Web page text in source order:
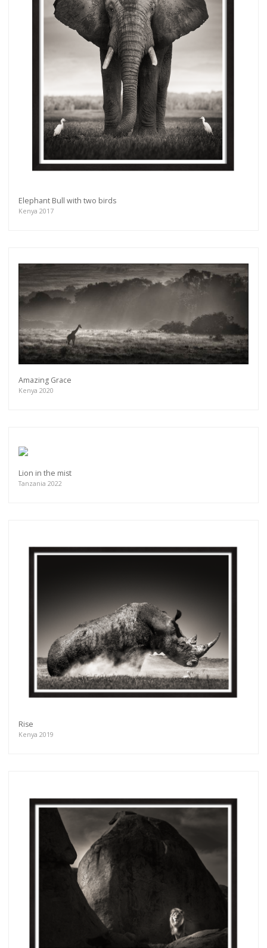
Elephant Bull with two birds
Kenya 2017
Amazing Grace
Kenya 2020
Lion in the mist
Tanzania 2022
Rise
Kenya 2019
Get connected
As a member of the »IMMAGIS MAILING LIST«
you will recieve first invitations and info of
exclusive previews, opening receptions, current
exhibitions, new artists, special editions and a lot
more.
Subscribe